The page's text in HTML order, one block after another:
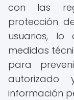
con las
protección
usuarios,
medidas
para
información